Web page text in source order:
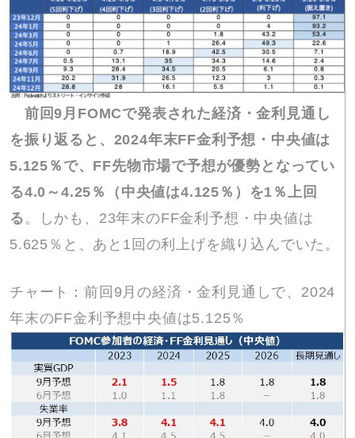
前回9月FOMCで発表された経済・金利見通し
を振り返ると、2024年末FF金利予想・中央値は
5.125％で、FF先物市場で予想が優勢となってい
る4.0～4.25％（中央値は4.125％）を1％上回
る 。しかも、23年末のFF金利予想・中央値は
5.625％と、あと1回の利上げを織り込んでいた。
チャート：前回9月の経済・金利見通しで、2024
年末のFF金利予想中央値は5.125％